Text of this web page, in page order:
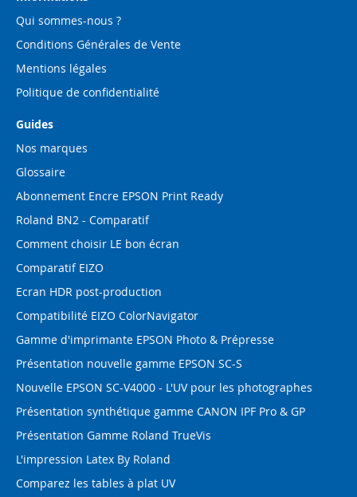
Qui sommes-nous ?
Conditions Générales de Vente
Mentions légales
Politique de confidentialité
Guides
Nos marques
Glossaire
Abonnement Encre EPSON Print Ready
Roland BN2 - Comparatif
Comment choisir LE bon écran
Comparatif EIZO
Ecran HDR post-production
Compatibilité EIZO ColorNavigator
Gamme d'imprimante EPSON Photo & Prépresse
Présentation nouvelle gamme EPSON SC-S
Nouvelle EPSON SC-V4000 - L'UV pour les photographes
Présentation synthétique gamme CANON IPF Pro & GP
Présentation Gamme Roland TrueVis
L'impression Latex By Roland
Comparez les tables à plat UV